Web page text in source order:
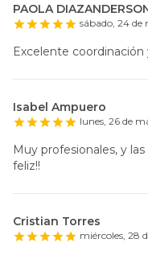
PAOLA
sábado, 24 de
Excelente coordinación
Isabel Ampuero
lunes, 26 de
Muy profesionales, y
feliz!!
Cristian Torres
miércoles, 28